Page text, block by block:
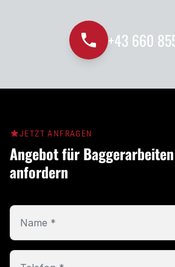
+43 660
JETZT ANFRAGEN
Angebot für
anfordern